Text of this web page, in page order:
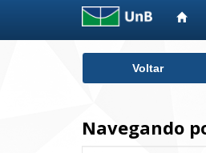
Voltar
Navegando